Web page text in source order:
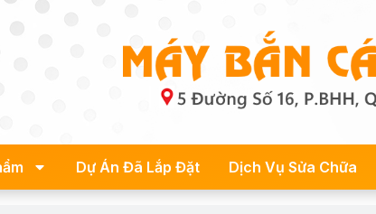
Dự Án Đã Lắp Đặt Dịch Vụ Sửa Chữa